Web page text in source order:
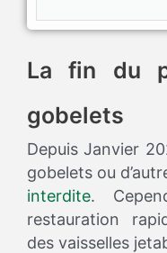
La fin du
gobelets
Depuis Janvier
gobelets ou
interdite.
restauration
des vaisselles